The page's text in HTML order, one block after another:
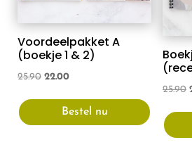
Voordeelpakket A
(boekje 1 & 2)
25.90 Oorspronkelijke
22.00Huidige
is:
Bestel nu
25.90